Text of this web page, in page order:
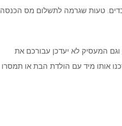
טעות שגרמה לתשלום מס הכנסה
המעסיק לא יעדכן עבורכם את
אותו מיד עם הולדת הבת או תמסרו